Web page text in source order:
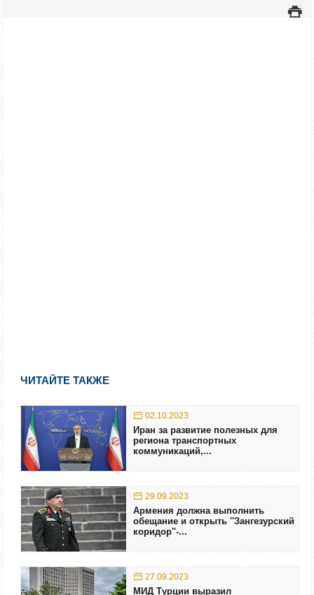
ЧИТАЙТЕ ТАКЖЕ
02.10.2023
Иран за развитие полезных для
региона транспортных
коммуникаций,...
29.09.2023
Армения должна выполнить
обещание и открыть ''Зангезурский
коридор''-...
27.09.2023
МИД Турции выразил